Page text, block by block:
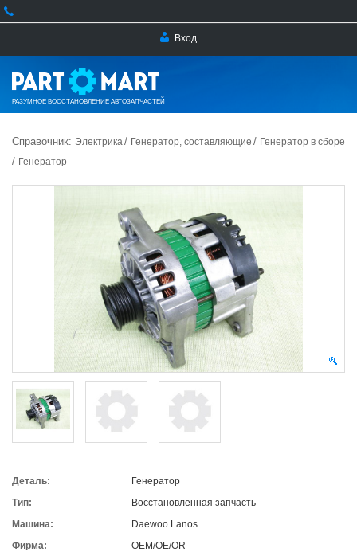
Вход
РАЗУМНОЕ ВОССТАНОВЛЕНИЕ АВТОЗАПЧАСТЕЙ
Справочник: Электрика/ Генератор, составляющие/ Генератор в сборе
/ Генератор
Деталь:
Генератор
Тип:
Восстановленная запчасть
Машина:
Daewoo Lanos
Фирма:
OEM/OE/OR